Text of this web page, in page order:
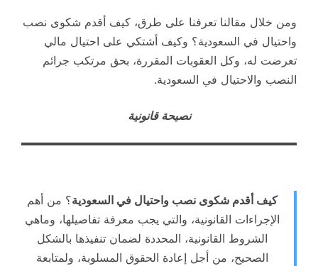
ومن خلال مقالنا تعرفنا على طرق، كيف أقدم شكوى نصب
واحتيال في السعودية؟ وكيف أشتكي على احتيال مالي
تعرضت له، وكل العقوبات المقررة، بحق مرتكب جرائم
النصب والاحتيال في السعودية.
نصيحة قانونية
كيف أقدم شكوى نصب واحتيال في السعودية؟ من أهم
الإجراءات القانونية، والتي يجب معرفة تفاصيلها، وماهي
الشروط القانونية، المحددة لضمان تنفيذها بالشكل
الصحيح، من أجل إعادة الحقوق المسلوبة، ولمتابعة